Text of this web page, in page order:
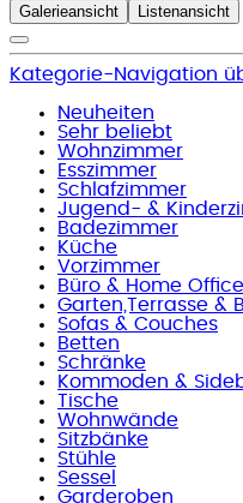
Galerieansicht Listenansicht
Kategorie-Navigation
Neuheiten
Sehr beliebt
Wohnzimmer
Esszimmer
Schlafzimmer
Jugend- &
Badezimmer
Küche
Vorzimmer
Büro & Home Office
Garten,Terrasse &
Sofas & Couches
Betten
Schränke
Kommoden &
Tische
Wohnwände
Sitzbänke
Stühle
Sessel
Garderoben